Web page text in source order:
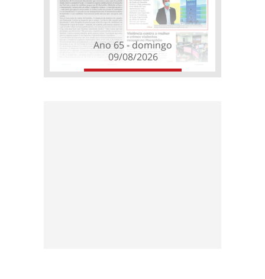
Ano 65 - domingo
09/08/2026